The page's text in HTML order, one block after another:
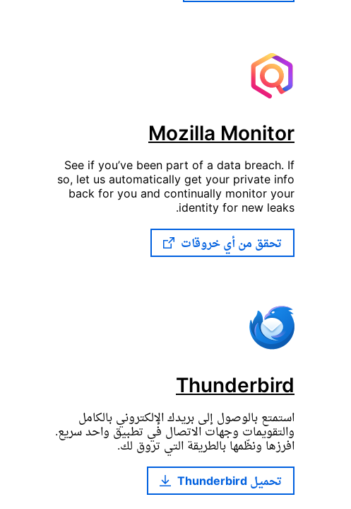
Mozilla Monitor
See if you’ve been part of a data breach. If
so, let us automatically get your private info
back for you and continually monitor your
identity for new leaks.
تحقق من أي خروقات
Thunderbird
استمتع بالوصول إلى بريدك الإلكتروني بالكامل
والتقويمات وجهات الاتصال في تطبيق واحد سريع.
افرزها ونظّمها بالطريقة التي تروق لك.
تحميل Thunderbird